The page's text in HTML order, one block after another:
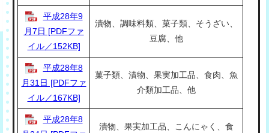
平成28年9
月7日 [PDFファ
イル／152KB]
漬物、調味料類、菓子類、そうざい、
豆腐、他
平成28年8
月31日 [PDFファ
イル／167KB]
菓子類、漬物、果実加工品、食肉、魚
介類加工品、他
平成28年8
漬物、果実加工品、こんにゃく、食